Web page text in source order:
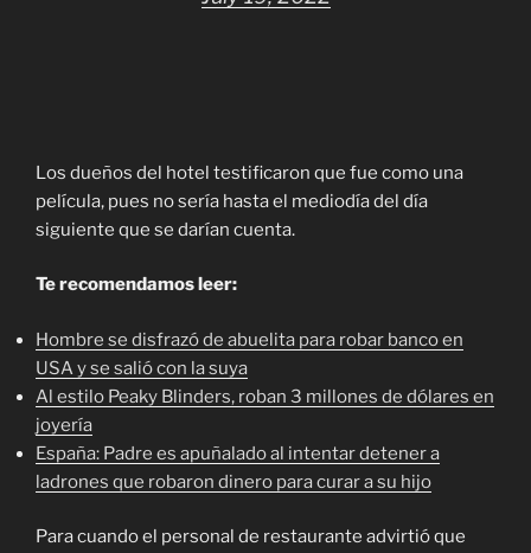
Los dueños del hotel testificaron que fue como una
película, pues no sería hasta el mediodía del día
siguiente que se darían cuenta.
Te recomendamos leer:
Hombre se disfrazó de abuelita para robar banco en
USA y se salió con la suya
Al estilo Peaky Blinders, roban 3 millones de dólares en
joyería
España: Padre es apuñalado al intentar detener a
ladrones que robaron dinero para curar a su hijo
Para cuando el personal de restaurante advirtió que